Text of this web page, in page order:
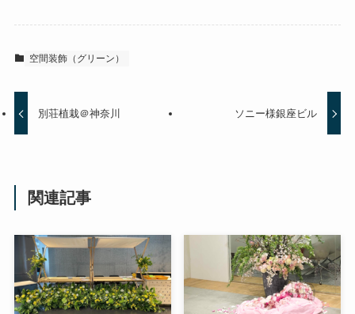
空間装飾（グリーン）
別荘植栽＠神奈川 ソニー様銀座ビル
関連記事